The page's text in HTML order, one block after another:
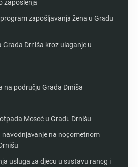
zaposlenja
zapošljavanja žena u Gradu
Grada Drniša kroz ulaganje u
na području Grada Drniša
Moseć u Gradu Drnišu
navodnjavanje na nogometnom
usluga za djecu u sustavu ranog i